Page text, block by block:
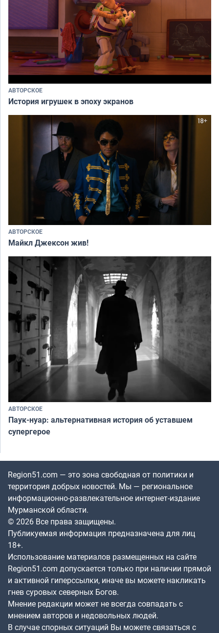
АВТОРСКОЕ
История игрушек в эпоху экранов
АВТОРСКОЕ
Майкл Джексон жив!
АВТОРСКОЕ
Паук-нуар: альтернативная история об уставшем
супергерое
Region51.com — это зона свободная от политики и
территория добрых новостей. Мы — региональное
информационно-развлекательное интернет-издание
Мурманской области.
© 2026 Все права защищены.
Публикуемая информация предназначена для лиц
18+.
Использование материалов размещенных на сайте
Region51.com допускается только при наличии прямой
и активной гиперссылки, иначе вы можете накликать
гнев суровых северных Богов.
Мнение редакции может не всегда совпадать с
мнением авторов и недовольных людей.
В случае спорных ситуаций Вы можете связаться с